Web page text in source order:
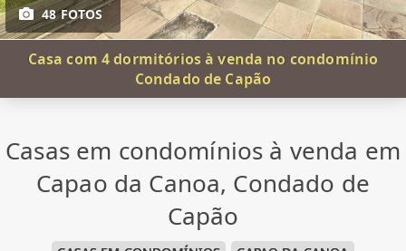
48 FOTOS
Casa com 4 dormitórios à venda no condomínio
Condado de Capão
Casas em condomínios à venda em
Capao da Canoa, Condado de
Capão